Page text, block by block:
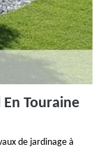
Touraine
de jardinage à